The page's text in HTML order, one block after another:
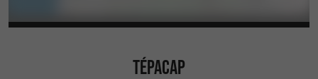
TÉPACAP